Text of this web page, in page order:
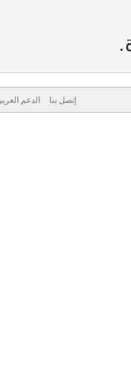
إتصل بنا الدعم العربى MyBB